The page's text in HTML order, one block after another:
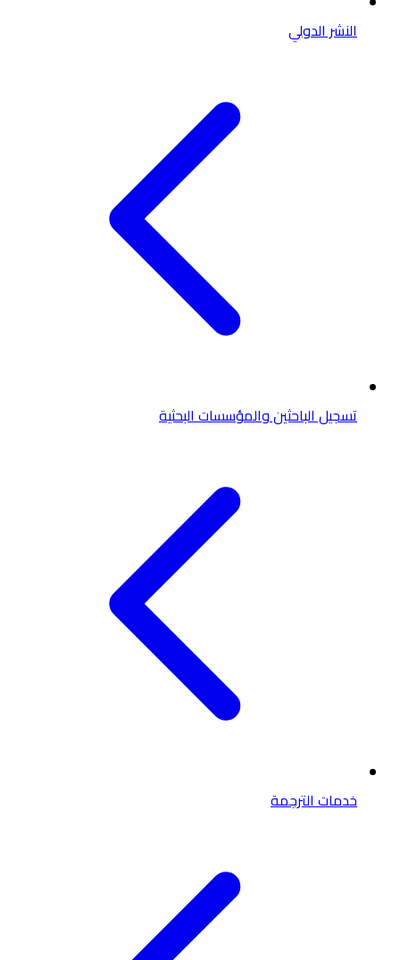
النشر الدولي
تسجيل الباحثين والمؤسسات البحثية
خدمات الترجمة